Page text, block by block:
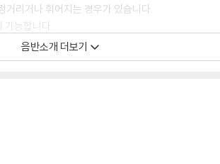
거리거나 휘어지는 경우가 있습니다.
능합니다.
되도록 디스크 센터 홀 구경이 작게 제작되는 경우
음반소개 더보기